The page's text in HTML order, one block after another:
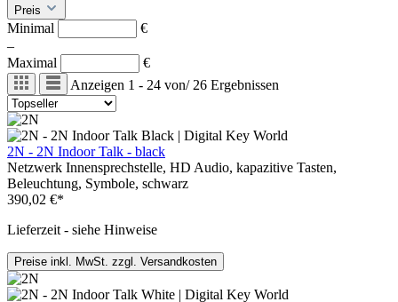
Preis
Minimal
€
–
Maximal
€
Anzeigen 1 - 24 von/26 Ergebnissen
2N - 2N Indoor Talk - black
Netzwerk Innensprechstelle, HD Audio, kapazitive Tasten,
Beleuchtung, Symbole, schwarz
390,02 €*
Lieferzeit - siehe Hinweise
Preise inkl. MwSt. zzgl. Versandkosten